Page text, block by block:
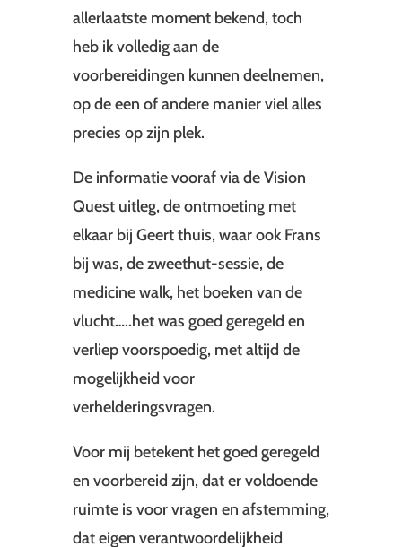
allerlaatste moment bekend, toch
heb ik volledig aan de
voorbereidingen kunnen deelnemen,
op de een of andere manier viel alles
precies op zijn plek.
De informatie vooraf via de Vision
Quest uitleg, de ontmoeting met
elkaar bij Geert thuis, waar ook Frans
bij was, de zweethut-sessie, de
medicine walk, het boeken van de
vlucht…..het was goed geregeld en
verliep voorspoedig, met altijd de
mogelijkheid voor
verhelderingsvragen.
Voor mij betekent het goed geregeld
en voorbereid zijn, dat er voldoende
ruimte is voor vragen en afstemming,
dat eigen verantwoordelijkheid